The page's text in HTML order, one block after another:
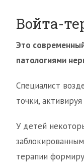
Войта-
Это
патологиями
Специалист
точки,
У детей
терапии